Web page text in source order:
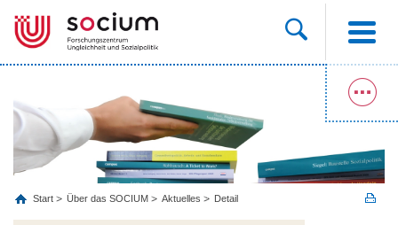
Start Über das SOCIUM Aktuelles Detail